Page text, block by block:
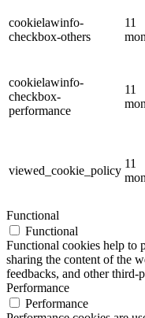
cookielawinfo-
checkbox-others
11
cookielawinfo-
checkbox-
performance
11
viewed_cookie_policy
11
Functional
Functional
Functional cookies help to
sharing the content of the
feedbacks, and other third-
Performance
Performance